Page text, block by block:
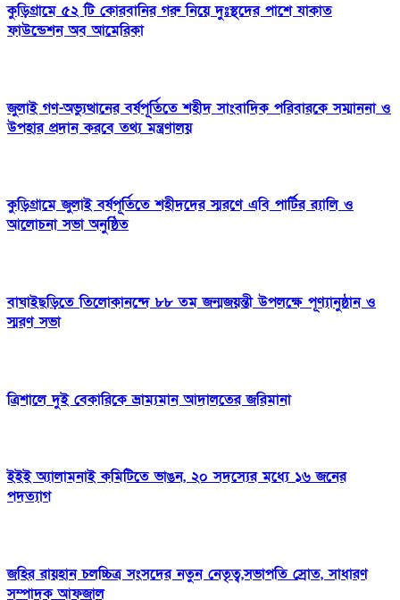
কুড়িগ্রামে ৫২ টি কোরবানির গরু নিয়ে দুঃস্থদের পাশে যাকাত
ফাউন্ডেশন অব আমেরিকা
জুলাই গণ-অভ্যুত্থানের বর্ষপূর্তিতে শহীদ সাংবাদিক পরিবারকে সম্মাননা ও
উপহার প্রদান করবে তথ্য মন্ত্রণালয়
কুড়িগ্রামে জুলাই বর্ষপূর্তিতে শহীদদের স্মরণে এবি পার্টির র‍্যালি ও
আলোচনা সভা অনুষ্ঠিত
বাঘাইছড়িতে তিলোকানন্দে ৮৮ তম জন্মজয়ন্তী উপলক্ষে পূণ্যানুষ্ঠান ও
স্মরণ সভা
ত্রিশালে দুই বেকারিকে ভ্রাম্যমান আদালতের জরিমানা
ইইই অ্যালামনাই কমিটিতে ভাঙন, ২০ সদস্যের মধ্যে ১৬ জনের
পদত্যাগ
জহির রায়হান চলচ্চিত্র সংসদের নতুন নেতৃত্ব,সভাপতি স্রোত, সাধারণ
সম্পাদক আফজাল